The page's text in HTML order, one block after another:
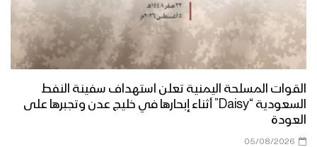
القوات المسلحة اليمنية تعلن استهداف سفينة النفط
السعودية “Daisy” أثناء إبحارها في خليج عدن وتجبرها على
العودة
05/08/2026